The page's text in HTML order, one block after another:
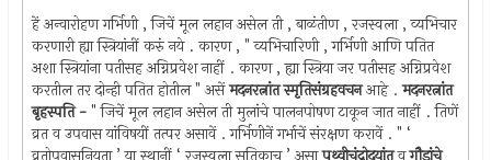
हें अन्वारोहण गर्भिणी , जिचें मूल लहान असेल ती , बाळंतीण , रजस्वला , व्यभिचार
करणारी ह्या स्त्रियांनीं करुं नये . कारण , " व्यभिचारिणी , गर्भिणी आणि पतित
अशा स्त्रियांना पतीसह अग्निप्रवेश नाहीं . कारण , ह्या स्त्रिया जर पतीसह अग्निप्रवेश
करतील तर दोन्ही पतित होतील " असेंमदनरत्नांत स्मृतिसंग्रहवचनआहे .मदनरत्नांत
बृहस्पति -" जिचें मूल लहान असेल ती मुलांचे पालनपोषण टाकून जात नाहीं . तिणें
व्रत व उपवास यांविषयीं तत्पर असावें . गर्भिणीनें गर्भाचें संरक्षण करावें . " ‘